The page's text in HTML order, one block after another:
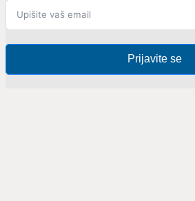
Prijavite se